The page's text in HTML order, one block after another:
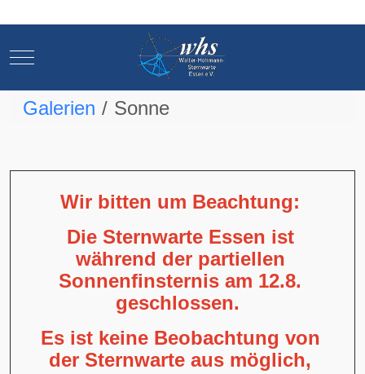
Mobile Menu Toggle
Galerien Sonne
Wir bitten um Beachtung:
Die Sternwarte Essen ist
während der partiellen
Sonnenfinsternis am 12.8.
geschlossen.
Es ist keine Beobachtung von
der Sternwarte aus möglich,